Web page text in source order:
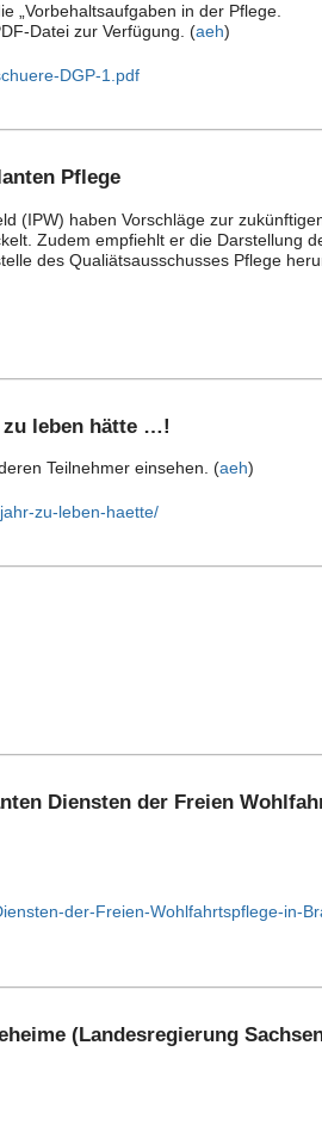
„Vorbehaltsaufgaben in der Pflege.
Datei zur Verfügung. (aeh)
DGP-1.pdf
Pflege
(IPW) haben Vorschläge zur
Zudem empfiehlt er die Darstellung
des Qualiätsausschusses Pflege
zu leben hätte …!
Teilnehmer einsehen. (aeh)
zu-leben-haette/
Diensten der Freien
der-Freien-Wohlfahrtspflege-in-
(Landesregierung